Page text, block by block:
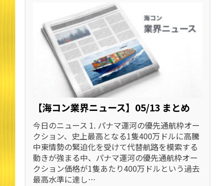
【海コン業界ニュース】05/13 まとめ
今日のニュース 1. パナマ運河の優先通航枠オー
クション、史上最高となる1隻400万ドルに高騰
中東情勢の緊迫化を受けて代替航路を模索する
動きが強まる中、パナマ運河の優先通航枠オー
クション価格が1隻あたり400万ドルという過去
最高水準に達し…